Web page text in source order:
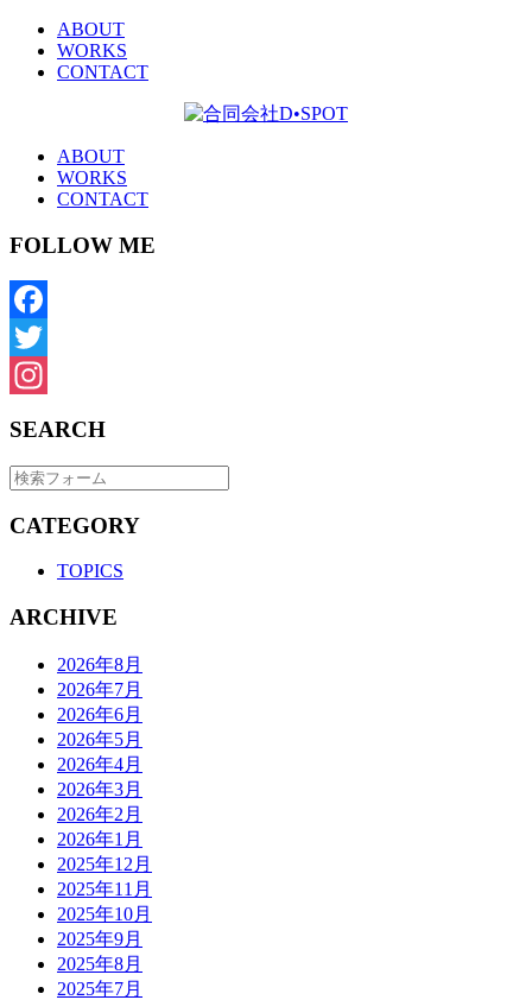
ABOUT
WORKS
CONTACT
ABOUT
WORKS
CONTACT
FOLLOW ME
Facebook
Twitter
SEARCH
CATEGORY
TOPICS
ARCHIVE
2026年8月
2026年7月
2026年6月
2026年5月
2026年4月
2026年3月
2026年2月
2026年1月
2025年12月
2025年11月
2025年10月
2025年9月
2025年8月
2025年7月